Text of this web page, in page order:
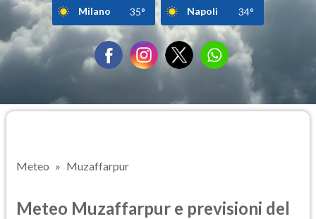
Milano 35° Napoli 34°
Meteo Muzaffarpur
Meteo Muzaffarpur e previsioni del